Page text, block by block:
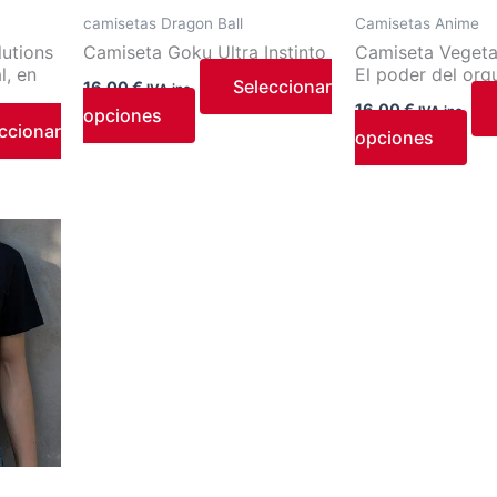
en
camisetas Dragon Ball
Camiseta Goku Ultra Instinto
16,00€ IVA inc.
Seleccionar
opciones
opciones
se
pueden
elegir
en
Camisetas Anime
Camiseta
El poder del
16,00€ IVA inc.
opciones
se
en
la